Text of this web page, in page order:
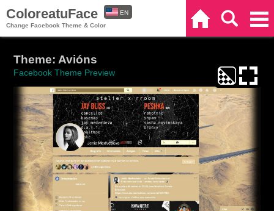
ColoreatuFace
Change Facebook Theme & Color
EN
Theme: Avións
Facebook Theme Preview